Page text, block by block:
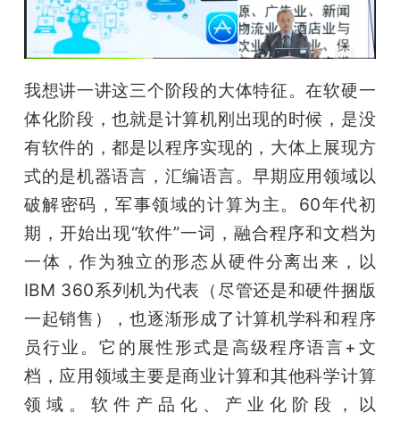
我想讲一讲这三个阶段的大体特征。在软硬一
体化阶段，也就是计算机刚出现的时候，是没
有软件的，都是以程序实现的，大体上展现方
式的是机器语言，汇编语言。早期应用领域以
破解密码，军事领域的计算为主。60年代初
期，开始出现“软件”一词，融合程序和文档为
一体，作为独立的形态从硬件分离出来，以
IBM 360系列机为代表（尽管还是和硬件捆版
一起销售），也逐渐形成了计算机学科和程序
员行业。它的展性形式是高级程序语言+文
档，应用领域主要是商业计算和其他科学计算
领域。软件产品化、产业化阶段，以